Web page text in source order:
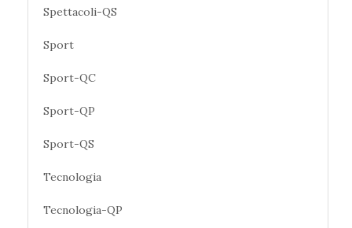
Spettacoli-QS
Sport
Sport-QC
Sport-QP
Sport-QS
Tecnologia
Tecnologia-QP